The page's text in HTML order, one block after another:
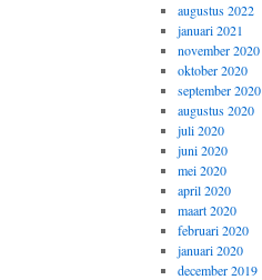
augustus 2022
januari 2021
november 2020
oktober 2020
september 2020
augustus 2020
juli 2020
juni 2020
mei 2020
april 2020
maart 2020
februari 2020
januari 2020
december 2019